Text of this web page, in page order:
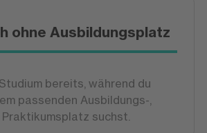
ohne Ausbildungsplatz
bereits, während du
passenden Ausbildungs-,
suchst.